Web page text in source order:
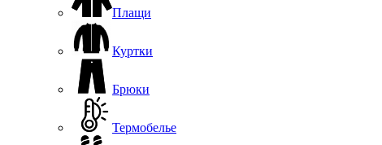
Плащи
Куртки
Брюки
Термобелье